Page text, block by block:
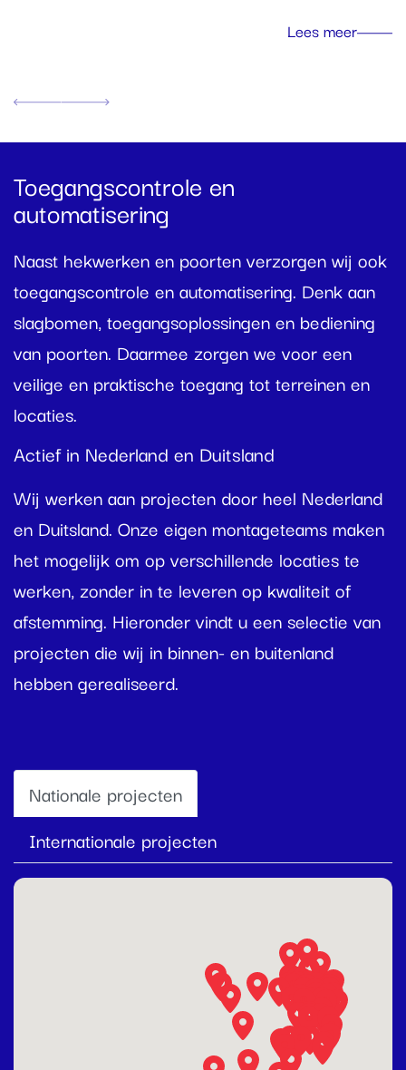
Lees meer
Toegangscontrole en
automatisering
Naast hekwerken en poorten verzorgen wij ook
toegangscontrole en automatisering. Denk aan
slagbomen, toegangsoplossingen en bediening
van poorten. Daarmee zorgen we voor een
veilige en praktische toegang tot terreinen en
locaties.
Actief in Nederland en Duitsland
Wij werken aan projecten door heel Nederland
en Duitsland. Onze eigen montageteams maken
het mogelijk om op verschillende locaties te
werken, zonder in te leveren op kwaliteit of
afstemming. Hieronder vindt u een selectie van
projecten die wij in binnen- en buitenland
hebben gerealiseerd.
Nationale projecten
Internationale projecten